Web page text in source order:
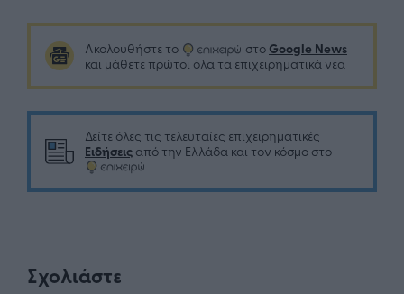
Ακολουθήστε το στο Google News
και μάθετε πρώτοι όλα τα επιχειρηματικά νέα
Δείτε όλες τις τελευταίες επιχειρηματικές
Ειδήσεις από την Ελλάδα και τον κόσμο στο
Σχολιάστε